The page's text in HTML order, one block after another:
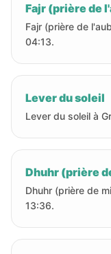
Fajr (prière de
Fajr (prière de
04:13.
Lever du soleil
Lever du soleil à
Dhuhr (prière
Dhuhr (prière de
13:36.